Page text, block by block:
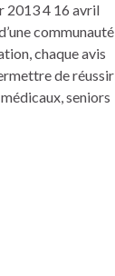
2013 4 16 avril
communauté
chaque avis
de réussir
seniors